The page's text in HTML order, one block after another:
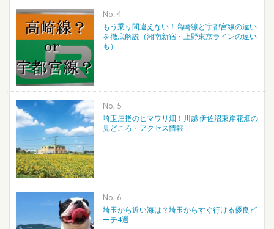
No.
もう乗り間違えない！高崎線と宇都宮線の違い
を徹底解説（湘南新宿・上野東京ラインの違い
も）
No.
埼玉屈指のヒマワリ畑！川越 伊佐沼東岸花畑の
見どころ・アクセス情報
No.
埼玉から近い海は？埼玉からすぐ行ける優良ビ
ーチ4選